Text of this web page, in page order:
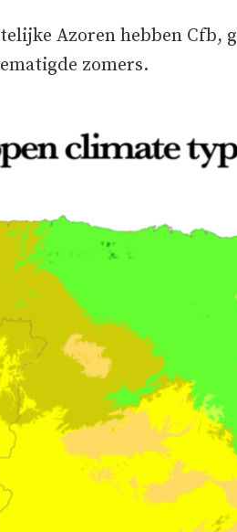
Azoren hebben Cfb,
zomers.